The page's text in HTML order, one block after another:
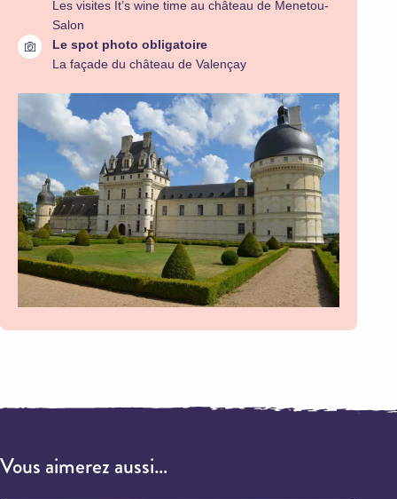
Les visites It’s wine time au château de Menetou-
Salon
Le spot photo obligatoire
La façade du château de Valençay
Vous aimerez aussi…